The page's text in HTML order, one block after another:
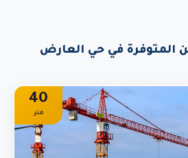
المتوفرة في حي العارض
40
متر